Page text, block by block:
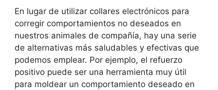
En lugar de utilizar collares electrónicos para
corregir comportamientos no deseados en
nuestros animales de compañía, hay una serie
de alternativas más saludables y efectivas que
podemos emplear. Por ejemplo, el refuerzo
positivo puede ser una herramienta muy útil
para moldear un comportamiento deseado en